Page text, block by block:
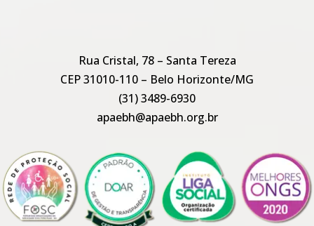
Rua Cristal, 78 – Santa Tereza
CEP 31010-110 – Belo Horizonte/MG
(31) 3489-6930
apaebh@apaebh.org.br